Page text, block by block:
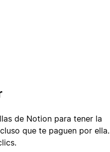
de Notion para tener la
que te paguen por ella.